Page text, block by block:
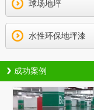
球场地坪
水性环保地坪漆
成功案例